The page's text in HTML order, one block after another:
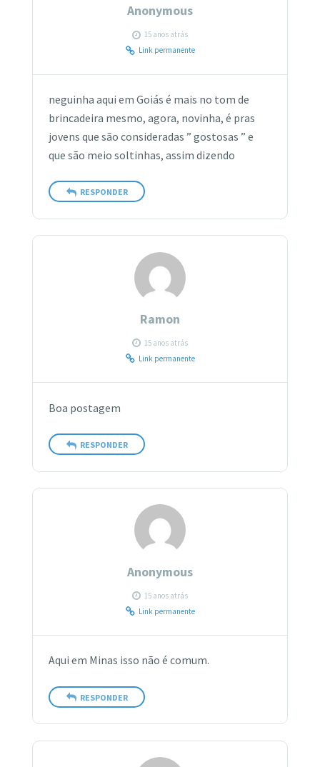
Anonymous
15 anos atrás
Link permanente
neguinha aqui em Goiás é mais no tom de
brincadeira mesmo, agora, novinha, é pras
jovens que são consideradas ” gostosas ” e
que são meio soltinhas, assim dizendo
RESPONDER
Ramon
15 anos atrás
Link permanente
Boa postagem
RESPONDER
Anonymous
15 anos atrás
Link permanente
Aqui em Minas isso não é comum.
RESPONDER